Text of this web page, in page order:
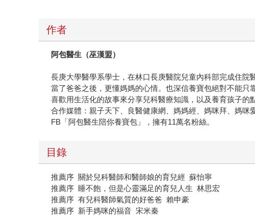
作者
阿包醫生（巫漢盟）
長庚大學醫學系學士，在林口長庚醫院兒童內科部完成住
當了爸爸之後，更懂媽媽的心情。也深信養寶包絕對不能只
喜歡用生活化的故事來分享兒科醫療知識，以及養育孩子的
合作媒體：親子天下、良醫健康網、媽媽經、媽咪拜、媽
FB「阿包醫生陪你養寶包」，擁有11萬名粉絲。
目錄
推薦序 關於兒科醫師和醫師娘的育兒經 蘇怡寧
推薦序 睡不飽，但是心靈滿足的育兒人生 林思宏
推薦序 有兒科醫師氣質的好爸爸 賴申豪
推薦序 新手媽咪的福音 宋米秦